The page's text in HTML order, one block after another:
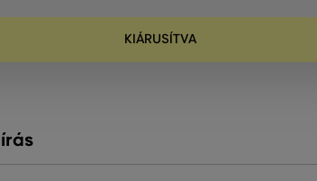
KIÁRUSÍTVA